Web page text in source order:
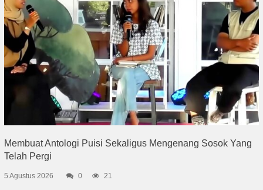
Membuat Antologi Puisi Sekaligus Mengenang Sosok Yang
Telah Pergi
5 Agustus 2026 0 21